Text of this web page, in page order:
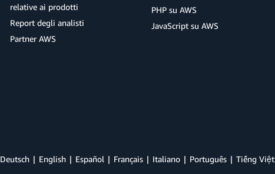
relative ai prodotti
Report degli analisti
Partner AWS
PHP su AWS
JavaScript su AWS
Deutsch English Español Français Italiano Português Tiếng Việt